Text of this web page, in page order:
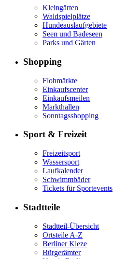
Kleingärten
Waldspielplätze
Hundeauslaufgebiete
Seen und Badeseen
Parks und Gärten
Shopping
Flohmärkte
Einkaufscenter
Einkaufsmeilen
Markthallen
Sonntagsshopping
Sport & Freizeit
Freizeitsport
Wassersport
Laufkalender
Schwimmbäder
Tickets für Sportevents
Stadtteile
Stadtteil-Übersicht
Ortsteile A-Z
Berliner Kieze
Bürgerämter